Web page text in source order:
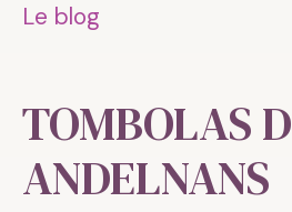
Le blog
TOMBOLAS D
ANDELNANS